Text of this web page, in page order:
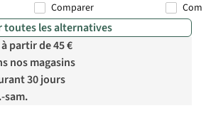
Comparer
toutes les alternatives
partir de 45 €
nos magasins
30 jours
sam.